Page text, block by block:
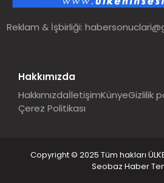
Reklam & İşbirliği:
Hakkımızda
HakkımızdaİletişimKünyeGizlilik
Çerez Politikası
Copyright © 2025 Tüm hakları
Seobaz Haber